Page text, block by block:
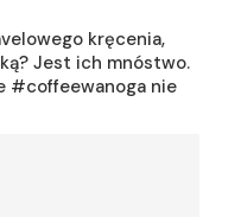
kręcenia,
Jest ich mnóstwo.
#coffeewanoga nie